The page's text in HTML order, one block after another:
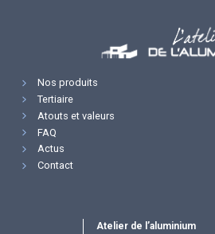
Nos produits
Tertiaire
Atouts et valeurs
FAQ
Actus
Contact
Atelier de l’aluminium